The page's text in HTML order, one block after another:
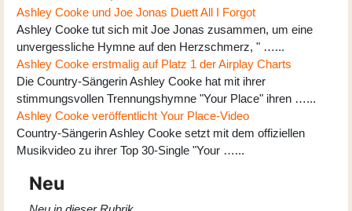
Ashley Cooke und Joe Jonas Duett All I Forgot
Ashley Cooke tut sich mit Joe Jonas zusammen, um eine
unvergessliche Hymne auf den Herzschmerz, " …...
Ashley Cooke erstmalig auf Platz 1 der Airplay Charts
Die Country-Sängerin Ashley Cooke hat mit ihrer
stimmungsvollen Trennungshymne "Your Place" ihren …...
Ashley Cooke veröffentlicht Your Place-Video
Country-Sängerin Ashley Cooke setzt mit dem offiziellen
Musikvideo zu ihrer Top 30-Single "Your …...
Neu